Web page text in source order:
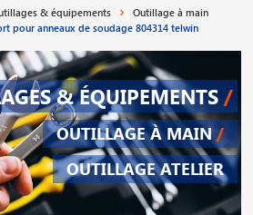
& équipements
Outillage à main
pour anneaux de soudage 804314 telwin
& ÉQUIPEMENTS /
OUTILLAGE À MAIN /
OUTILLAGE ATELIER